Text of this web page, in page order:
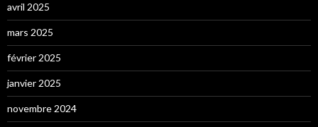
avril 2025
mars 2025
février 2025
janvier 2025
novembre 2024